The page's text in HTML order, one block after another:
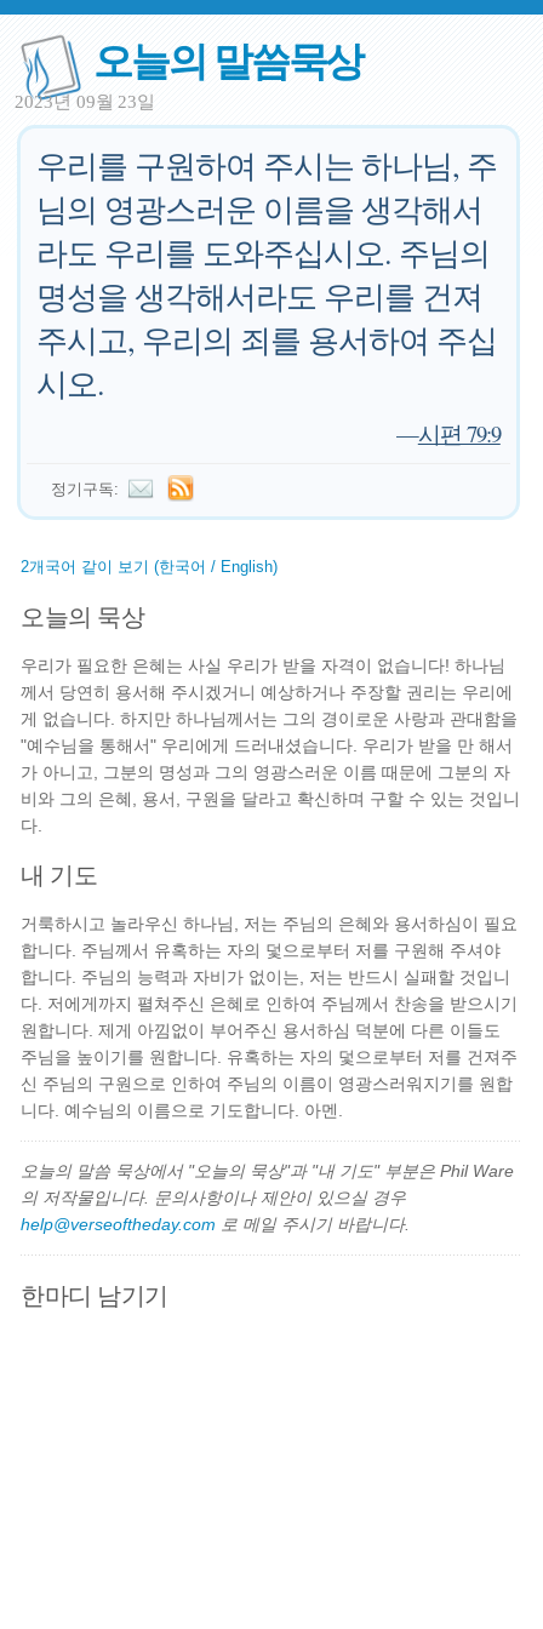
오늘의 말씀묵상
2023년 09월 23일
우리를 구원하여 주시는 하나님, 주
님의 영광스러운 이름을 생각해서
라도 우리를 도와주십시오. 주님의
명성을 생각해서라도 우리를 건져
주시고, 우리의 죄를 용서하여 주십
시오.
—시편 79:9
정기구독:
2개국어 같이 보기 (한국어 / English)
오늘의 묵상
우리가 필요한 은혜는 사실 우리가 받을 자격이 없습니다! 하나님
께서 당연히 용서해 주시겠거니 예상하거나 주장할 권리는 우리에
게 없습니다. 하지만 하나님께서는 그의 경이로운 사랑과 관대함을
"예수님을 통해서" 우리에게 드러내셨습니다. 우리가 받을 만 해서
가 아니고, 그분의 명성과 그의 영광스러운 이름 때문에 그분의 자
비와 그의 은혜, 용서, 구원을 달라고 확신하며 구할 수 있는 것입니
다.
내 기도
거룩하시고 놀라우신 하나님, 저는 주님의 은혜와 용서하심이 필요
합니다. 주님께서 유혹하는 자의 덫으로부터 저를 구원해 주셔야
합니다. 주님의 능력과 자비가 없이는, 저는 반드시 실패할 것입니
다. 저에게까지 펼쳐주신 은혜로 인하여 주님께서 찬송을 받으시기
원합니다. 제게 아낌없이 부어주신 용서하심 덕분에 다른 이들도
주님을 높이기를 원합니다. 유혹하는 자의 덫으로부터 저를 건져주
신 주님의 구원으로 인하여 주님의 이름이 영광스러워지기를 원합
니다. 예수님의 이름으로 기도합니다. 아멘.
오늘의 말씀 묵상에서 "오늘의 묵상"과 "내 기도" 부분은 Phil Ware
의 저작물입니다. 문의사항이나 제안이 있으실 경우
help@verseoftheday.com 로 메일 주시기 바랍니다.
한마디 남기기